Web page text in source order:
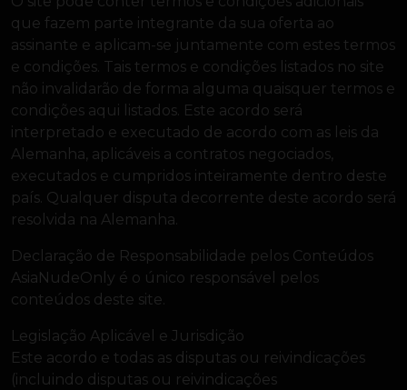
que fazem parte integrante da sua oferta ao
assinante e aplicam-se juntamente com estes termos
e condições. Tais termos e condições listados no site
não invalidarão de forma alguma quaisquer termos e
condições aqui listados. Este acordo será
interpretado e executado de acordo com as leis da
Alemanha, aplicáveis a contratos negociados,
executados e cumpridos inteiramente dentro deste
país. Qualquer disputa decorrente deste acordo será
resolvida na Alemanha.
Declaração de Responsabilidade pelos Conteúdos
AsiaNudeOnly é o único responsável pelos
conteúdos deste site.
Legislação Aplicável e Jurisdição
Este acordo e todas as disputas ou reivindicações
(incluindo disputas ou reivindicações